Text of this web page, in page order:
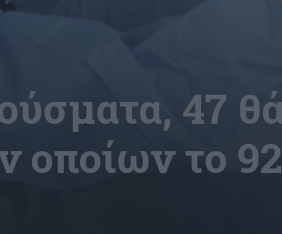
47
το